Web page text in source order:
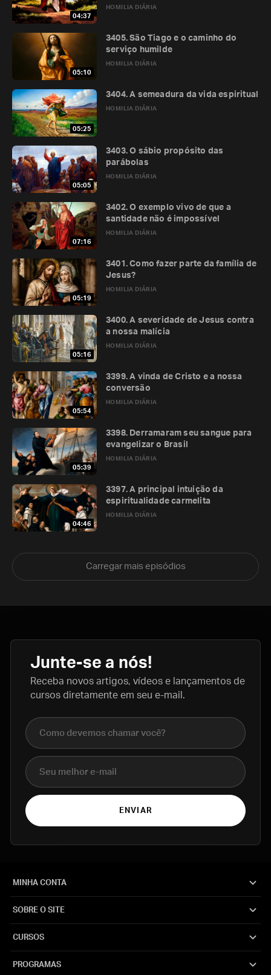
04:37
HOMILIA DIÁRIA
05:10
HOMILIA DIÁRIA
3405. São Tiago e o caminho do
serviço humilde
05:25
HOMILIA DIÁRIA
3404. A semeadura da vida espiritual
05:05
HOMILIA DIÁRIA
3403. O sábio propósito das
parábolas
07:16
HOMILIA DIÁRIA
3402. O exemplo vivo de que a
santidade não é impossível
05:19
HOMILIA DIÁRIA
3401. Como fazer parte da família de
Jesus?
05:16
HOMILIA DIÁRIA
3400. A severidade de Jesus contra
a nossa malícia
05:54
HOMILIA DIÁRIA
3399. A vinda de Cristo e a nossa
conversão
05:39
HOMILIA DIÁRIA
3398. Derramaram seu sangue para
evangelizar o Brasil
04:46
HOMILIA DIÁRIA
3397. A principal intuição da
espiritualidade carmelita
Carregar mais episódios
Junte-se a nós!
Receba novos artigos, vídeos e lançamentos de
cursos diretamente em seu e-mail.
Nome completo
E-mail
ENVIAR
MINHA CONTA
SOBRE O SITE
CURSOS
PROGRAMAS